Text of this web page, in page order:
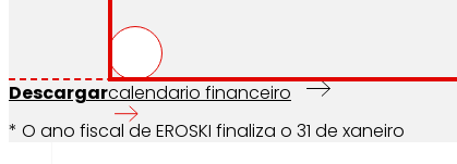
Descargarcalendario financeiro
* O ano fiscal de EROSKI finaliza o 31 de xaneiro